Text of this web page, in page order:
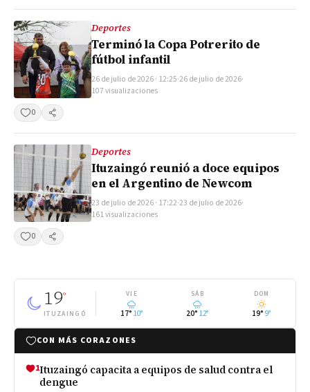
Deportes
Terminó la Copa Potrerito de
fútbol infantil
26 de julio de 2026 · 12:25·26 de julio de 2026·
107 visualizaciones
0
Compartir
Deportes
Ituzaingó reunió a doce equipos
en el Argentino de Newcom
23 de julio de 2026 · 17:22·23 de julio de 2026·
161 visualizaciones
0
Compartir
19°
ITUZAINGÓ
VIE
17° 10°
SÁB
20° 12°
DOM
19° 9°
CON MÁS CORAZONES
1Ituzaingó capacita a equipos de salud contra el
dengue